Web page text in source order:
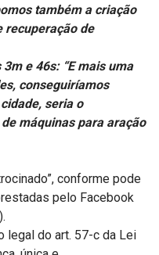
também a criação
recuperação de
e 46s: “E mais uma
conseguiríamos
seria o
máquinas para aração
conforme pode
pelo Facebook
do art. 57-c da Lei